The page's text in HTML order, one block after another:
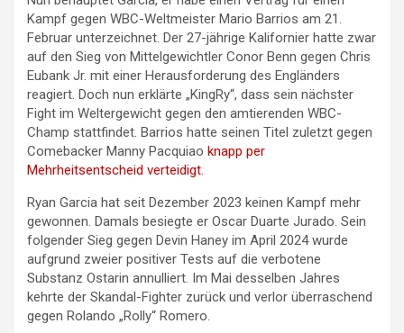
Kampf gegen WBC-Weltmeister Mario Barrios am 21.
Februar unterzeichnet. Der 27-jährige Kalifornier hatte zwar
auf den Sieg von Mittelgewichtler Conor Benn gegen Chris
Eubank Jr. mit einer Herausforderung des Engländers
reagiert. Doch nun erklärte „KingRy“, dass sein nächster
Fight im Weltergewicht gegen den amtierenden WBC-
Champ stattfindet. Barrios hatte seinen Titel zuletzt gegen
Comebacker Manny Pacquiao knapp per
Mehrheitsentscheid verteidigt.
Ryan Garcia hat seit Dezember 2023 keinen Kampf mehr
gewonnen. Damals besiegte er Oscar Duarte Jurado. Sein
folgender Sieg gegen Devin Haney im April 2024 wurde
aufgrund zweier positiver Tests auf die verbotene
Substanz Ostarin annulliert. Im Mai desselben Jahres
kehrte der Skandal-Fighter zurück und verlor überraschend
gegen Rolando „Rolly“ Romero.